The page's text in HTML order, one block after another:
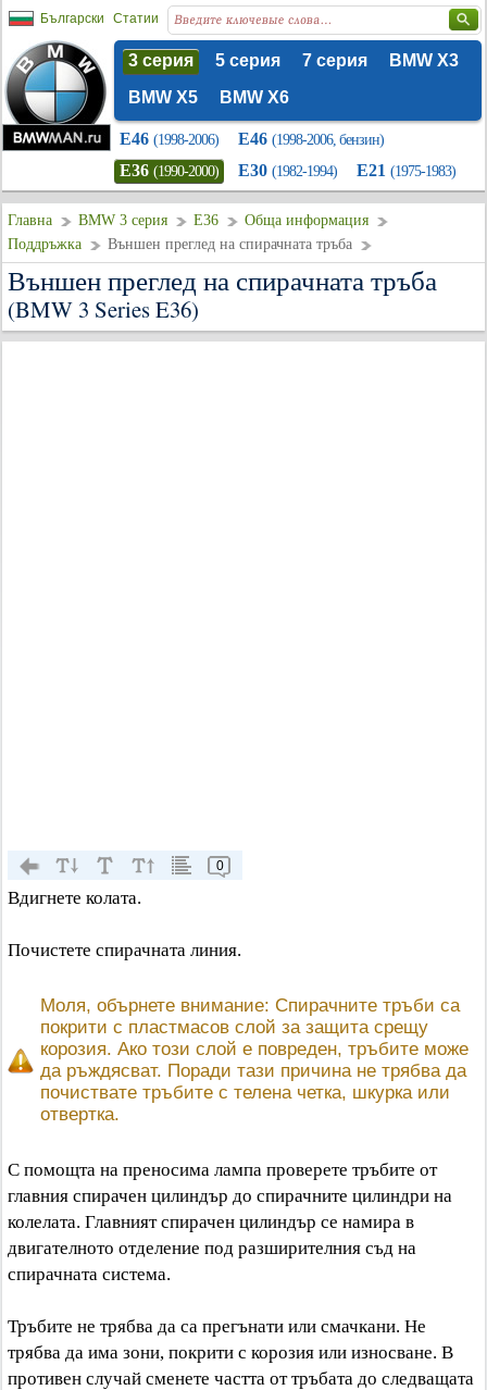
Български Статии
3 серия 5 серия 7 серия
BMW X3
BMW X5
BMW X6
E46 (1998-2006) E46 (1998-2006, бензин)
E36 (1990-2000) E30 (1982-1994) E21 (1975-1983)
Главна BMW 3 серия E36
Обща информация
Поддръжка
Външен преглед на спирачната тръба
Външен преглед на спирачната тръба
(BMW 3 Series E36)
0
Вдигнете колата.
Почистете спирачната линия.
Моля, обърнете внимание: Спирачните тръби са
покрити с пластмасов слой за защита срещу
корозия. Ако този слой е повреден, тръбите може
да ръждясват. Поради тази причина не трябва да
почиствате тръбите с телена четка, шкурка или
отвертка.
С помощта на преносима лампа проверете тръбите от
главния спирачен цилиндър до спирачните цилиндри на
колелата. Главният спирачен цилиндър се намира в
двигателното отделение под разширителния съд на
спирачната система.
Тръбите не трябва да са прегънати или смачкани. Не
трябва да има зони, покрити с корозия или износване. В
противен случай сменете частта от тръбата до следващата